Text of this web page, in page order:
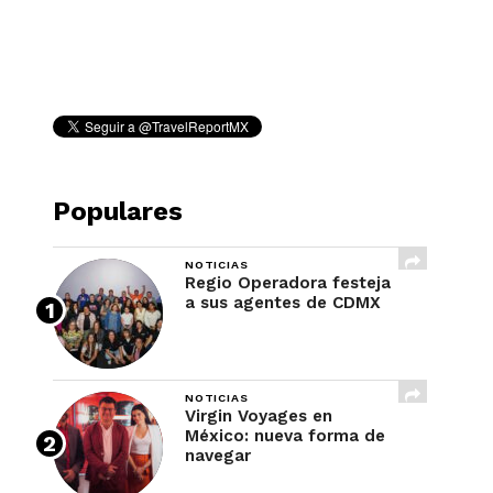
Populares
NOTICIAS
Regio Operadora festeja
a sus agentes de CDMX
NOTICIAS
Virgin Voyages en
México: nueva forma de
navegar